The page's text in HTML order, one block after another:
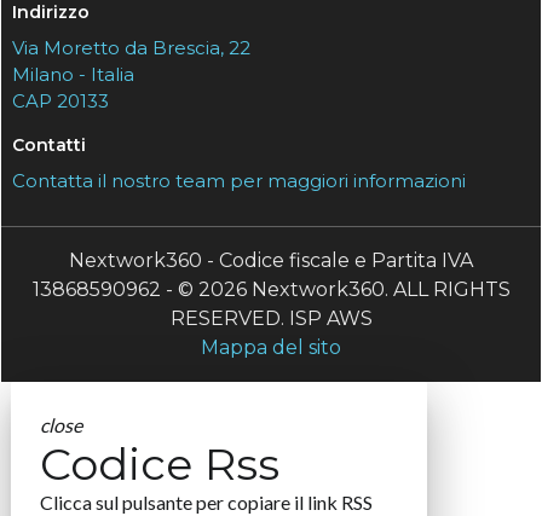
Indirizzo
Via Moretto da Brescia, 22
Milano - Italia
CAP 20133
Contatti
Contatta il nostro team per maggiori informazioni
Nextwork360 - Codice fiscale e Partita IVA
13868590962 - © 2026 Nextwork360. ALL RIGHTS
RESERVED. ISP AWS
Mappa del sito
close
Codice Rss
Clicca sul pulsante per copiare il link RSS